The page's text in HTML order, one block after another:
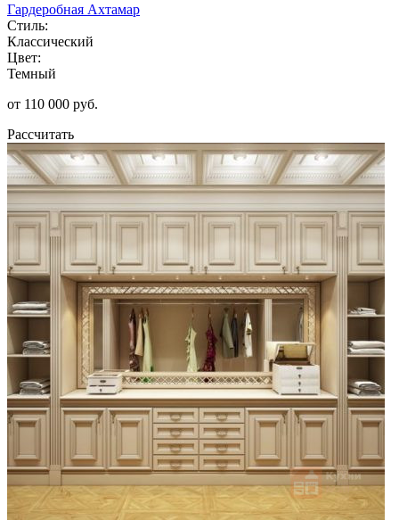
Гардеробная Ахтамар
Стиль:
Классический
Цвет:
Темный
от 110 000 руб.
Рассчитать